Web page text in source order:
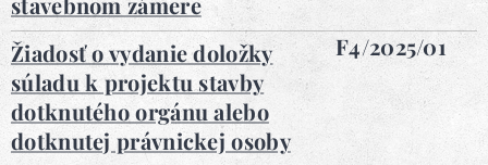
Žiadosť o vydanie doložky
súladu k projektu stavby
dotknutého orgánu alebo
dotknutej právnickej osoby
F4/2025/01